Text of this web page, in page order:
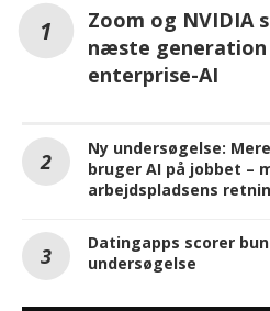
Zoom og
næste
enterprise-AI
Ny undersøgelse:
bruger AI på jobbet –
arbejdspladsens
Datingapps scorer
undersøgelse